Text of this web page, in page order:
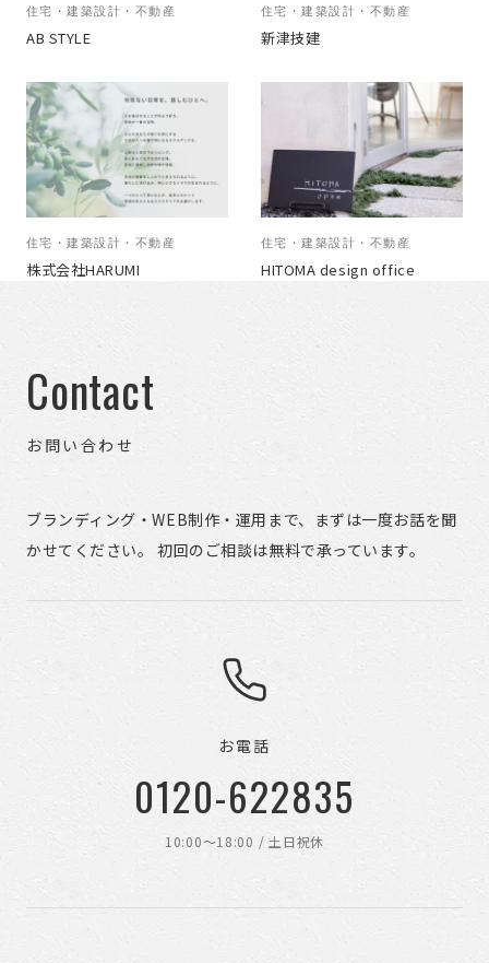
住宅・建築設計・不動産
AB STYLE
住宅・建築設計・不動産
新津技建
住宅・建築設計・不動産
株式会社HARUMI
住宅・建築設計・不動産
HITOMA design office
Contact
お問い合わせ
ブランディング・WEB制作・運用まで、まずは一度お話を聞
かせてください。 初回のご相談は無料で承っています。
お電話
0120-622835
10:00〜18:00 / 土日祝休